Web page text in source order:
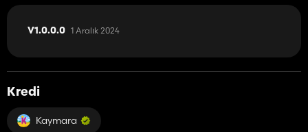
V1.0.0.0 1 Aralık 2024
Kredi
Kaymara